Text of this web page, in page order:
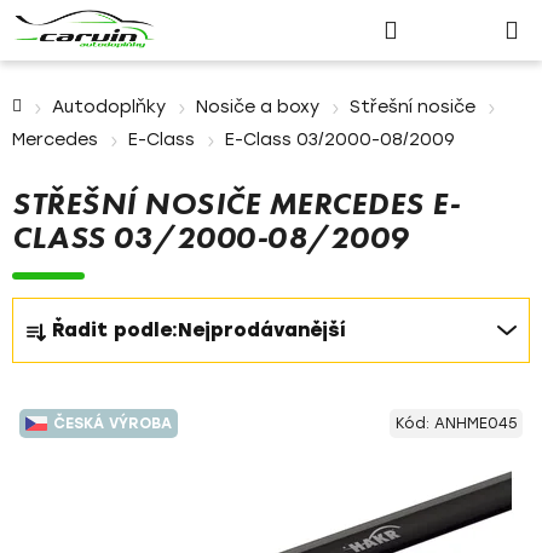
Přihlášení
košík
Autodoplňky Nosiče a boxy
Střešní nosiče
Mercedes
E-Class E-Class 03/2000-08/2009
STŘEŠNÍ NOSIČE MERCEDES E-
CLASS 03/2000-08/2009
Ř
a
z
e
n
Řadit podle:Nejprodávanější
V
ý
ČESKÁ VÝROBA Kód: ANHME045